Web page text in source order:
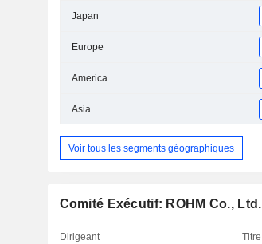
Japan
Europe
America
Asia
Voir tous les segments géographiques
Comité Exécutif: ROHM Co., Ltd.
Dirigeant Titre